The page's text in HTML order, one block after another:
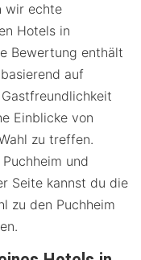
wir echte
Hotels in
Bewertung enthält
auf
Einblicke von
zu treffen.
und
Seite kannst du die
zu den Puchheim